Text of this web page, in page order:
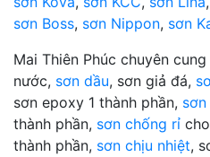
sơn Boss, sơn Nippon, sơn
Mai Thiên Phúc chuyên
nước, sơn dầu, sơn giả đá,
sơn epoxy 1 thành phần,
thành phần, sơn chống rỉ
thành phần, sơn chịu nhiệt,